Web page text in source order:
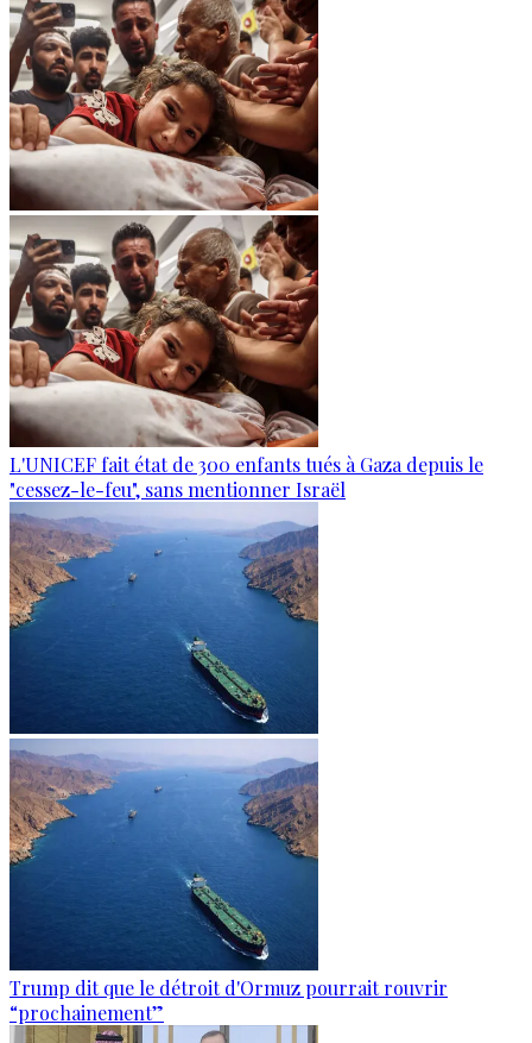
L'UNICEF fait état de 300 enfants tués à Gaza depuis le
"cessez-le-feu", sans mentionner Israël
Trump dit que le détroit d'Ormuz pourrait rouvrir
“prochainement”